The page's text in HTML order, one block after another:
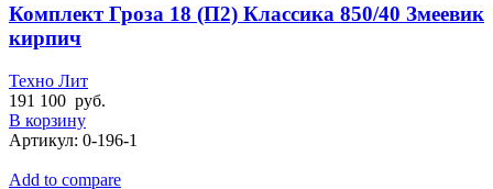
Комплект Гроза 18 (П2) Классика 850/40 Змеевик
кирпич
Техно Лит
191 100 руб.
В корзину
Артикул: 0-196-1
Add to compare